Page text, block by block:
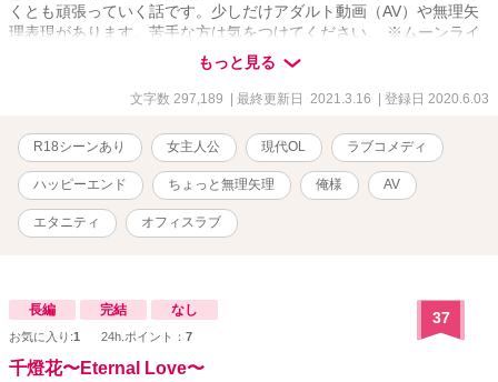
くとも頑張っていく話です。少しだけアダルト動画（AV）や無理矢
理表現があります。苦手な方は気をつけてください。 ※ムーンライ
トノベルズにも掲載しています。もっと見る
文字数 297,189 | 最終更新日 2021.3.16 | 登録日 2020.6.03
R18シーンあり 女主人公 現代OL ラブコメディ
ハッピーエンド ちょっと無理矢理 俺様 AV
エタニティ オフィスラブ
長編 完結 なし
お気に入り:1 24h.ポイント： 7
37
千燈花〜Eternal Love〜